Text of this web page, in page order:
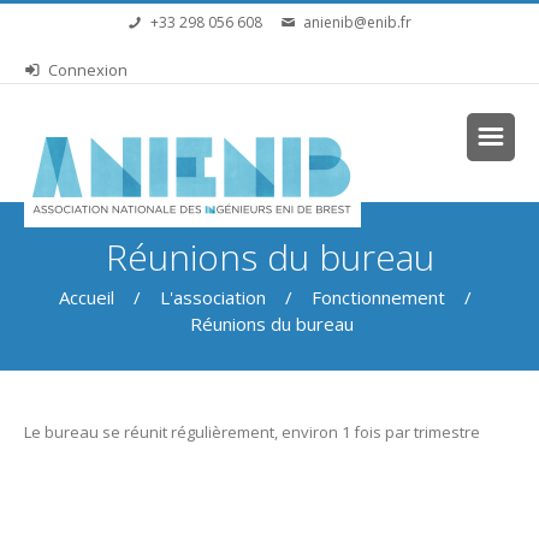
Aller au contenu principal+33 298 056 608 anienib@enib.fr
Connexion
Réunions du bureau
Vous êtes ici
Accueil / L'association / Fonctionnement/
Réunions du bureau
Le bureau se réunit régulièrement, environ 1 fois par trimestre